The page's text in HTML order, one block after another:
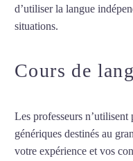
d’utiliser la langue
situations.
Cours de
Les professeurs n’utilisent
génériques destinés au
votre expérience et vos